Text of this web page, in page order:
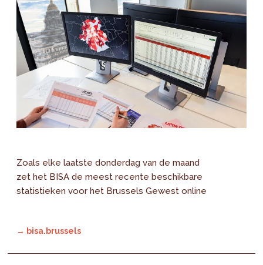
Zoals elke laatste donderdag van de maand
zet het BISA de meest recente beschikbare
statistieken voor het Brussels Gewest online
→ bisa.brussels